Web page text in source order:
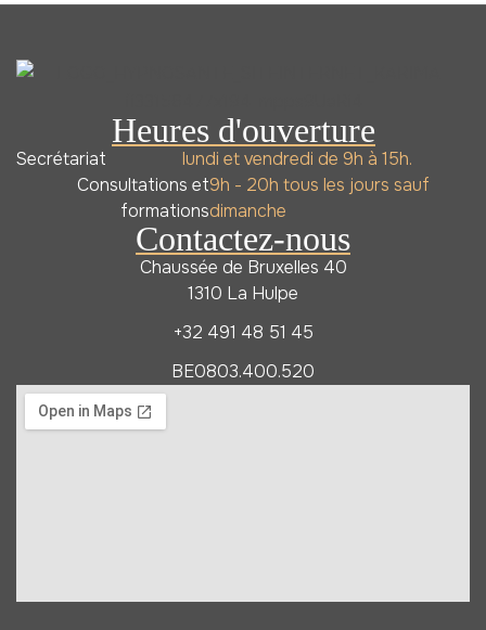
Contactez-nous
Chaussée de Bruxelles 40
1310 La Hulpe
+32 491 48 51 45
BE0803.400.520
Heures d'ouverture
Secrétariat
lundi et vendredi de 9h à 15h.
Consultations et
formations
9h - 20h tous les jours sauf
dimanche